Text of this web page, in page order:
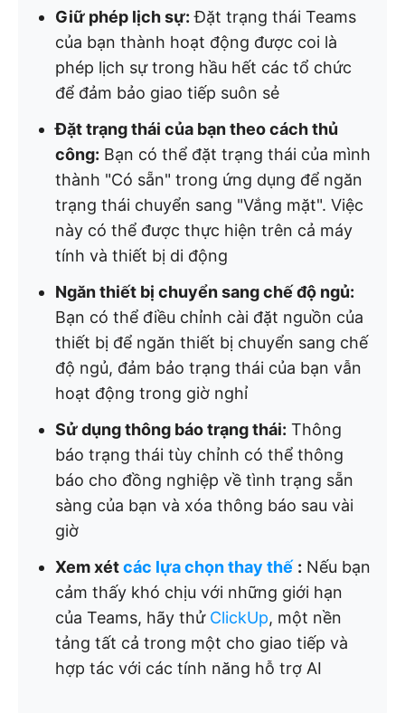
Giữ phép lịch sự: Đặt trạng thái Teams
của bạn thành hoạt động được coi là
phép lịch sự trong hầu hết các tổ chức
để đảm bảo giao tiếp suôn sẻ
Đặt trạng thái của bạn theo cách thủ
công: Bạn có thể đặt trạng thái của mình
thành "Có sẵn" trong ứng dụng để ngăn
trạng thái chuyển sang "Vắng mặt". Việc
này có thể được thực hiện trên cả máy
tính và thiết bị di động
Ngăn thiết bị chuyển sang chế độ ngủ:
Bạn có thể điều chỉnh cài đặt nguồn của
thiết bị để ngăn thiết bị chuyển sang chế
độ ngủ, đảm bảo trạng thái của bạn vẫn
hoạt động trong giờ nghỉ
Sử dụng thông báo trạng thái: Thông
báo trạng thái tùy chỉnh có thể thông
báo cho đồng nghiệp về tình trạng sẵn
sàng của bạn và xóa thông báo sau vài
giờ
Xem xétcác lựa chọn thay thế : Nếu bạn
cảm thấy khó chịu với những giới hạn
của Teams, hãy thử ClickUp, một nền
tảng tất cả trong một cho giao tiếp và
hợp tác với các tính năng hỗ trợ AI